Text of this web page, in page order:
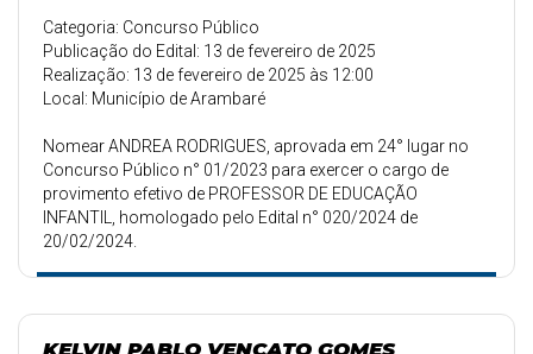
Categoria: Concurso Público
Publicação do Edital: 13 de fevereiro de 2025
Realização: 13 de fevereiro de 2025 às 12:00
Local: Município de Arambaré
Nomear ANDREA RODRIGUES, aprovada em 24° lugar no
Concurso Público n° 01/2023 para exercer o cargo de
provimento efetivo de PROFESSOR DE EDUCAÇÃO
INFANTIL, homologado pelo Edital n° 020/2024 de
20/02/2024.
KELVIN PABLO VENCATO GOMES